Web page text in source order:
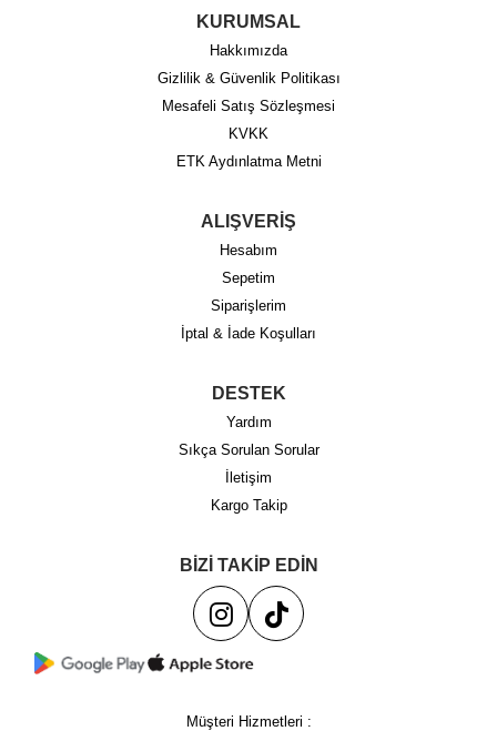
KURUMSAL
Hakkımızda
Gizlilik & Güvenlik Politikası
Mesafeli Satış Sözleşmesi
KVKK
ETK Aydınlatma Metni
ALIŞVERİŞ
Hesabım
Sepetim
Siparişlerim
İptal & İade Koşulları
DESTEK
Yardım
Sıkça Sorulan Sorular
İletişim
Kargo Takip
BİZİ TAKİP EDİN
Müşteri Hizmetleri :